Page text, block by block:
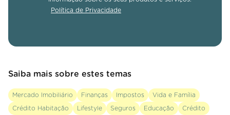
Política de Privacidade
Saiba mais sobre estes temas
Mercado Imobiliário Finanças Impostos Vida e Família
Crédito Habitação Lifestyle Seguros Educação Crédito